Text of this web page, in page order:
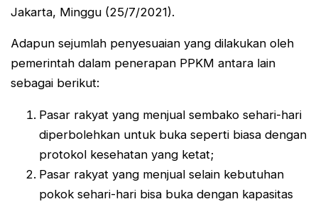
Jakarta, Minggu (25/7/2021).
Adapun sejumlah penyesuaian yang dilakukan oleh
pemerintah dalam penerapan PPKM antara lain
sebagai berikut:
Pasar rakyat yang menjual sembako sehari-hari
diperbolehkan untuk buka seperti biasa dengan
protokol kesehatan yang ketat;
Pasar rakyat yang menjual selain kebutuhan
pokok sehari-hari bisa buka dengan kapasitas